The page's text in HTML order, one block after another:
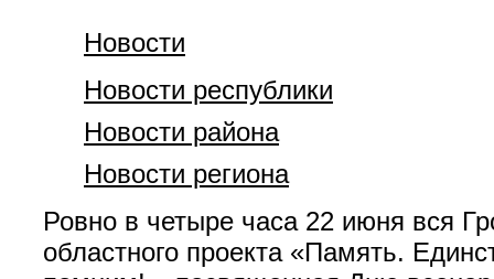
Новости
Новости республики
Новости района
Новости региона
Ровно в четыре часа 22 июня вся
областного проекта «Память.